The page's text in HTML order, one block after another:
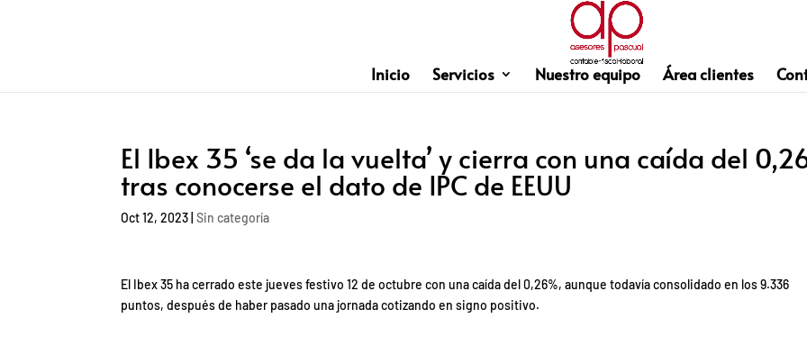
Inicio Servicios Nuestro equipo Área clientes
El Ibex 35 ‘se da la vuelta’ y cierra con una caída del
tras conocerse el dato de IPC de EEUU
Oct 12, 2023 |Sin categoría
El Ibex 35 ha cerrado este jueves festivo 12 de octubre con una caída del 0,26%, aunque todavía consolidado en los 9.336
puntos, después de haber pasado una jornada cotizando en signo positivo.